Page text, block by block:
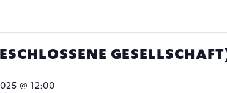
@ 12:00